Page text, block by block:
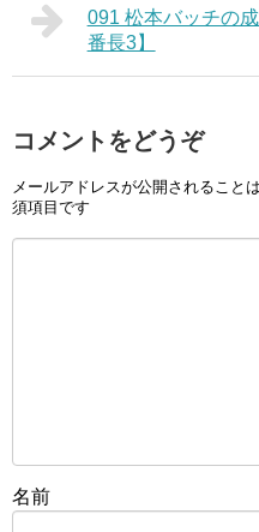
091 松本バッチの
番長3】
コメントをどうぞ
メールアドレスが公開されること
須項目です
名前